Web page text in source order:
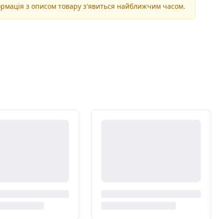
з описом товару з'явиться найближчим часом.